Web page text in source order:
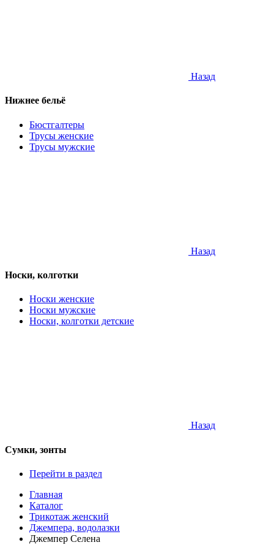
Назад
Нижнее бельё
Бюстгалтеры
Трусы женские
Трусы мужские
Назад
Носки, колготки
Носки женские
Носки мужские
Носки, колготки детские
Назад
Сумки, зонты
Перейти в раздел
Главная
Каталог
Трикотаж женский
Джемпера, водолазки
Джемпер Селена